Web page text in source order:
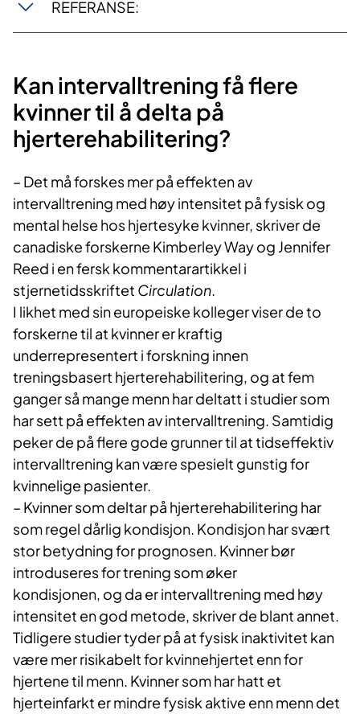
REFERANSE:
Kan intervalltrening få flere
kvinner til å delta på
hjerterehabilitering?
– Det må forskes mer på effekten av
intervalltrening med høy intensitet på fysisk og
mental helse hos hjertesyke kvinner, skriver de
canadiske forskerne Kimberley Way og Jennifer
Reed i en fersk kommentarartikkel i
stjernetidsskriftet Circulation.
I likhet med sin europeiske kolleger viser de to
forskerne til at kvinner er kraftig
underrepresentert i forskning innen
treningsbasert hjerterehabilitering, og at fem
ganger så mange menn har deltatt i studier som
har sett på effekten av intervalltrening. Samtidig
peker de på flere gode grunner til at tidseffektiv
intervalltrening kan være spesielt gunstig for
kvinnelige pasienter.
– Kvinner som deltar på hjerterehabilitering har
som regel dårlig kondisjon. Kondisjon har svært
stor betydning for prognosen. Kvinner bør
introduseres for trening som øker
kondisjonen, og da er intervalltrening med høy
intensitet en god metode, skriver de blant annet.
Tidligere studier tyder på at fysisk inaktivitet kan
være mer risikabelt for kvinnehjertet enn for
hjertene til menn. Kvinner som har hatt et
hjerteinfarkt er mindre fysisk aktive enn menn det